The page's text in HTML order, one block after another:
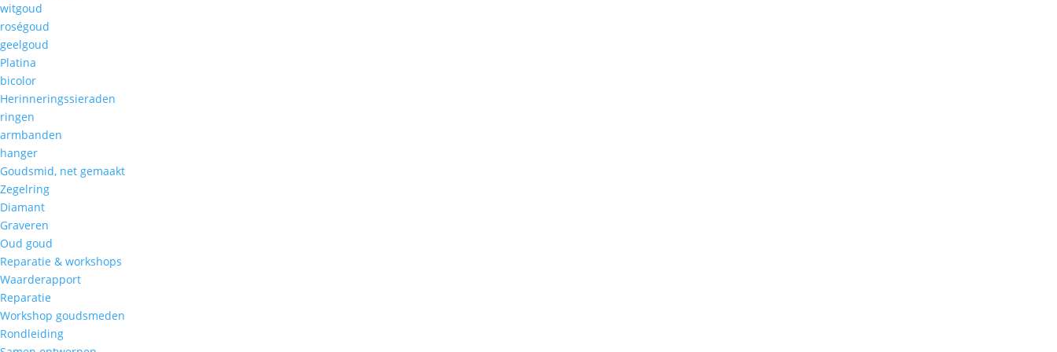
witgoud
roségoud
geelgoud
Platina
bicolor
Herinneringssieraden
ringen
armbanden
hanger
Goudsmid, net gemaakt
Zegelring
Diamant
Graveren
Oud goud
Reparatie & workshops
Waarderapport
Reparatie
Workshop goudsmeden
Rondleiding